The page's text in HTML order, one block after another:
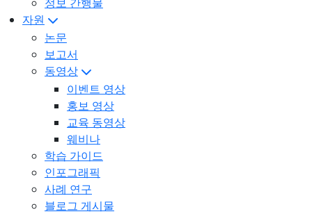
자원
논문
보고서
동영상
이벤트 영상
홍보 영상
교육 동영상
웨비나
학습 가이드
인포그래픽
사례 연구
블로그 게시물